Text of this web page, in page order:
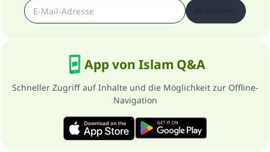
App von Islam Q&A
Schneller Zugriff auf Inhalte und die Möglichkeit zur Offline-
Navigation